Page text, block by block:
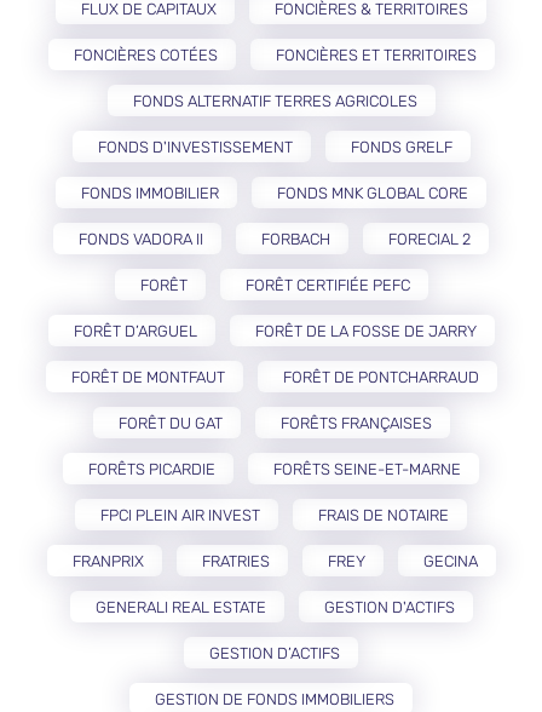
FLUX DE CAPITAUX FONCIÈRES & TERRITOIRES
FONCIÈRES COTÉES FONCIÈRES ET TERRITOIRES
FONDS ALTERNATIF TERRES AGRICOLES
FONDS D'INVESTISSEMENT FONDS GRELF
FONDS IMMOBILIER FONDS MNK GLOBAL CORE
FONDS VADORA II FORBACH FORECIAL 2
FORÊT FORÊT CERTIFIÉE PEFC
FORÊT D’ARGUEL FORÊT DE LA FOSSE DE JARRY
FORÊT DE MONTFAUT FORÊT DE PONTCHARRAUD
FORÊT DU GAT FORÊTS FRANÇAISES
FORÊTS PICARDIE FORÊTS SEINE-ET-MARNE
FPCI PLEIN AIR INVEST FRAIS DE NOTAIRE
FRANPRIX FRATRIES FREY GECINA
GENERALI REAL ESTATE GESTION D'ACTIFS
GESTION D’ACTIFS
GESTION DE FONDS IMMOBILIERS